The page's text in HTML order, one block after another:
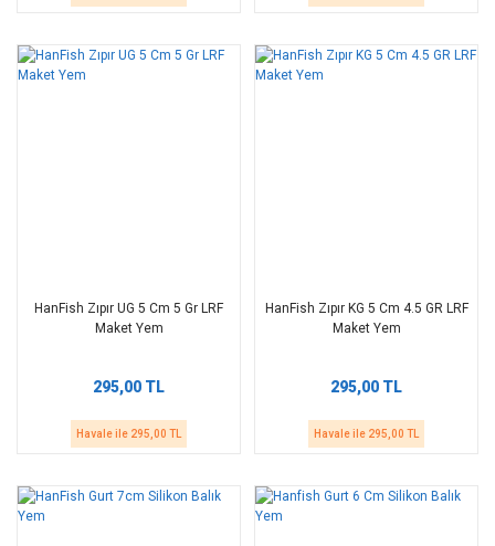
HanFish Zıpır UG 5 Cm 5 Gr LRF
Maket Yem
295,00 TL
Havale ile 295,00 TL
HanFish Zıpır KG 5 Cm 4.5 GR LRF
Maket Yem
295,00 TL
Havale ile 295,00 TL